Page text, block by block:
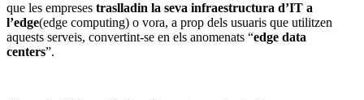
que les empreses traslladin la seva infraestructura d’IT a
l’edge(edge computing) o vora, a prop dels usuaris que utilitzen
aquests serveis, convertint-se en els anomenats “edge data
centers”.